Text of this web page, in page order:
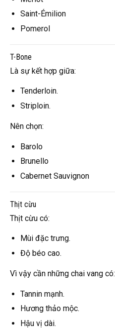
Saint-Émilion
Pomerol
T-Bone
Là sự kết hợp giữa:
Tenderloin.
Striploin.
Nên chọn:
Barolo
Brunello
Cabernet Sauvignon
Thịt cừu
Thịt cừu có:
Mùi đặc trưng.
Độ béo cao.
Vì vậy cần những chai vang có:
Tannin mạnh.
Hương thảo mộc.
Hậu vị dài.